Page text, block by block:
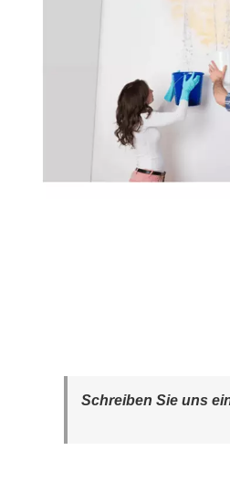
Schreiben Sie uns